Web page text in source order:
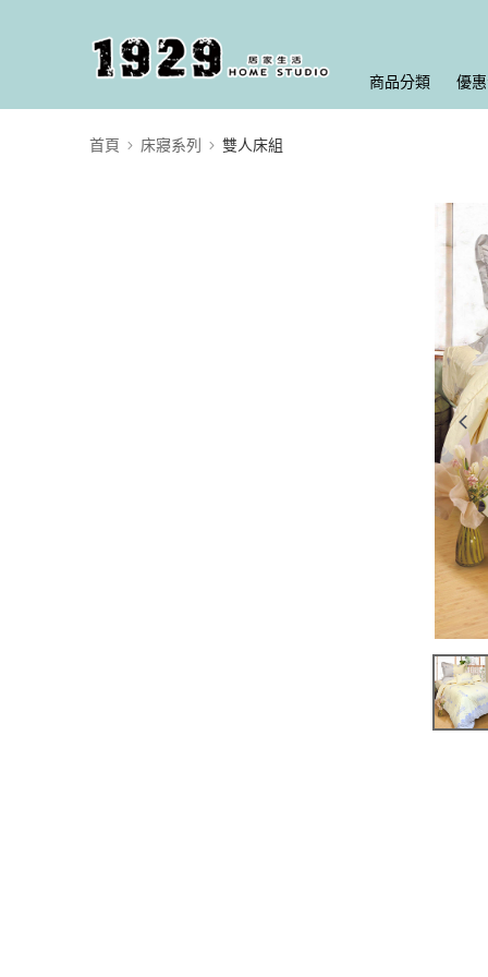
商品分類 優
首頁 床寢系列 雙人床組